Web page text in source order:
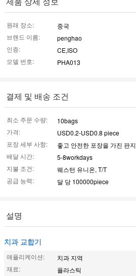
원래 장소:
중국
브랜드 이름:
penghao
인증:
CE,ISO
모델 번호:
PHA013
결제 및 배송 조건
최소 주문 수량:
10bags
가격:
USD0.2-USD0.8 piece
포장 세부 사항:
좋고 안전한 포장을 가진 판지
배달 시간:
5-8workdays
지불 조건:
웨스턴 유니온, T/T
공급 능력:
달 당 100000piece
설명
치과 교합기
애플리케이션:
치과 지역
재료:
플라스틱